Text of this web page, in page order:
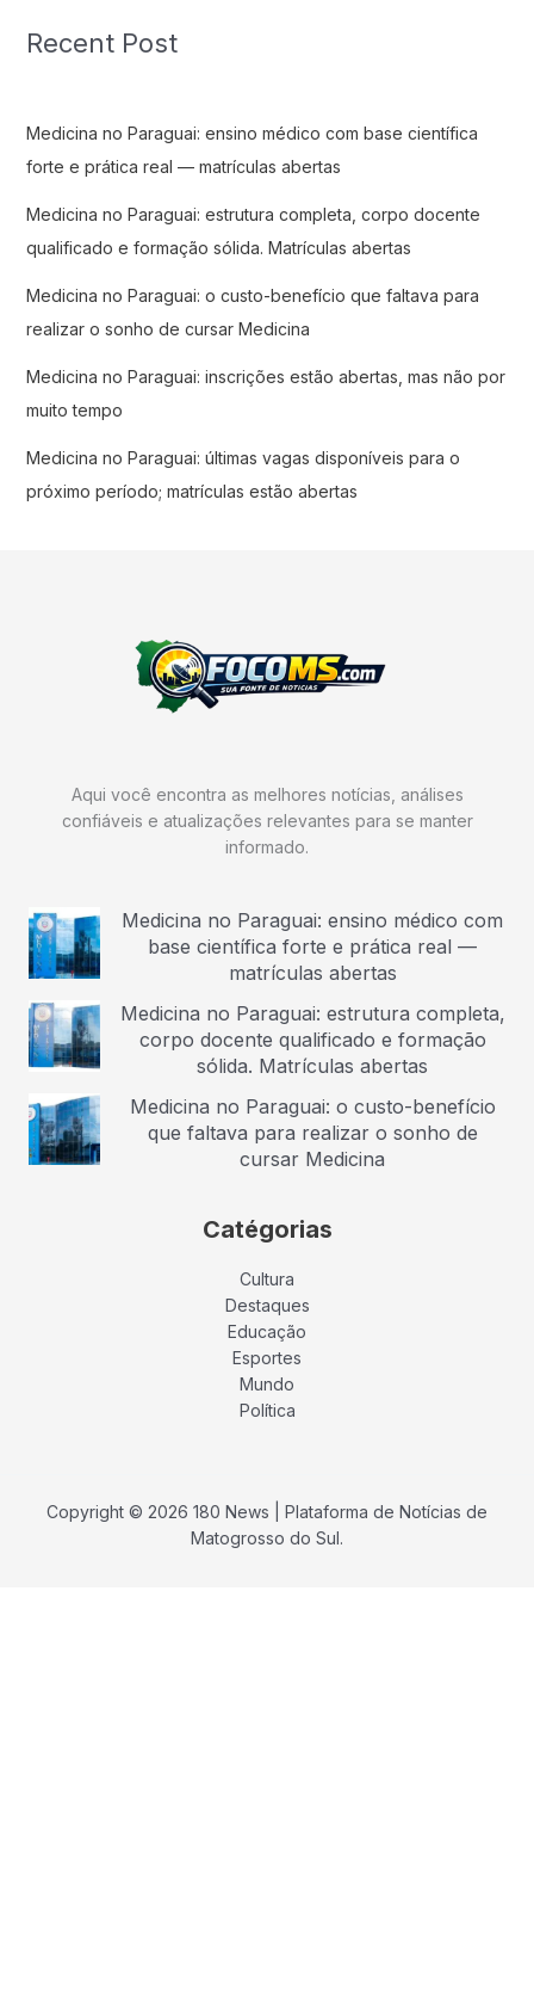
Recent Post
Medicina no Paraguai: ensino médico com base científica
forte e prática real — matrículas abertas
Medicina no Paraguai: estrutura completa, corpo docente
qualificado e formação sólida. Matrículas abertas
Medicina no Paraguai: o custo-benefício que faltava para
realizar o sonho de cursar Medicina
Medicina no Paraguai: inscrições estão abertas, mas não por
muito tempo
Medicina no Paraguai: últimas vagas disponíveis para o
próximo período; matrículas estão abertas
Aqui você encontra as melhores notícias, análises
confiáveis e atualizações relevantes para se manter
informado.
Medicina no Paraguai: ensino médico com
base científica forte e prática real —
matrículas abertas
Medicina no Paraguai: estrutura completa,
corpo docente qualificado e formação
sólida. Matrículas abertas
Medicina no Paraguai: o custo-benefício
que faltava para realizar o sonho de
cursar Medicina
Catégorias
Cultura
Destaques
Educação
Esportes
Mundo
Política
Copyright © 2026 180 News | Plataforma de Notícias de
Matogrosso do Sul.